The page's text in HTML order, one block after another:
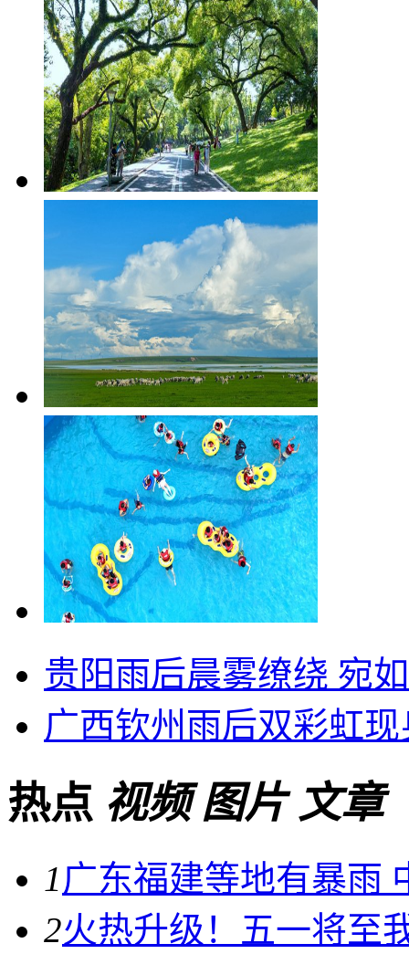
贵阳雨后晨雾缭绕 宛
广西钦州雨后双彩虹现
热点 视频 图片 文章
1广东福建等地有暴雨
2火热升级！五一将至